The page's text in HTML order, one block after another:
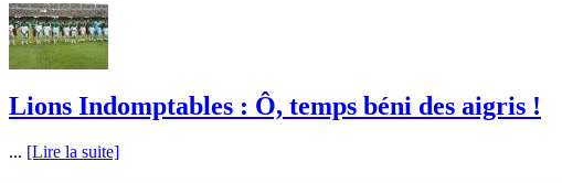
Lions Indomptables : Ô, temps béni des aigris !
... [Lire la suite]